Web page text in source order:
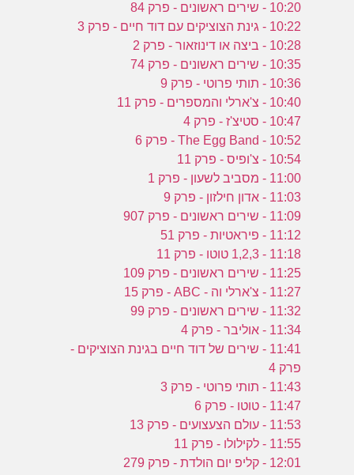
10:20 - שירים ראשונים - פרק 84
10:22 - גינת הצוציקים עם דוד חיים - פרק 3
10:28 - ביצה או דינוזאור - פרק 2
10:35 - שירים ראשונים - פרק 74
10:36 - תותי פרוטי - פרק 9
10:40 - צ'ארלי והמספרים - פרק 11
10:47 - סטיצ'ז - פרק 4
10:52 - The Egg Band - פרק 6
10:54 - צ'ופיס - פרק 11
11:00 - מסביב לשעון - פרק 1
11:03 - אדון חילזון - פרק 9
11:09 - שירים ראשונים - פרק 907
11:12 - פיראטיות - פרק 51
11:18 - 1,2,3 טוטו - פרק 11
11:25 - שירים ראשונים - פרק 109
11:27 - צ'ארלי וה - ABC - פרק 15
11:32 - שירים ראשונים - פרק 99
11:34 - אוליבר - פרק 4
11:41 - שירים של דוד חיים בגינת הצוציקים -
פרק 4
11:43 - תותי פרוטי - פרק 3
11:47 - טוטו - פרק 6
11:53 - עולם הצעצועים - פרק 13
11:55 - לקילולו - פרק 11
12:01 - קליפ יום הולדת - פרק 279